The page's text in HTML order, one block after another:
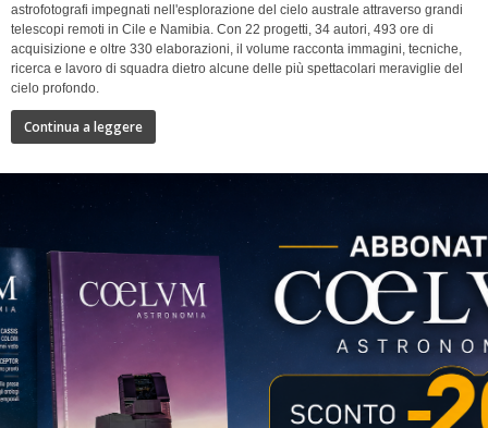
astrofotografi impegnati nell'esplorazione del cielo australe attraverso grandi
telescopi remoti in Cile e Namibia. Con 22 progetti, 34 autori, 493 ore di
acquisizione e oltre 330 elaborazioni, il volume racconta immagini, tecniche,
ricerca e lavoro di squadra dietro alcune delle più spettacolari meraviglie del
cielo profondo.
Continua a leggere